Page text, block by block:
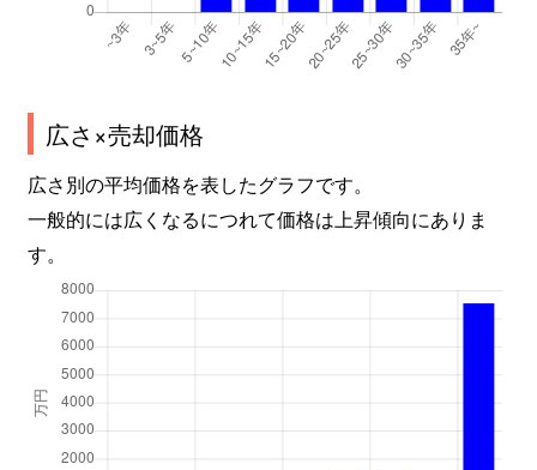
広さ×売却価格
広さ別の平均価格を表したグラフです。
一般的には広くなるにつれて価格は上昇傾向にありま
す。